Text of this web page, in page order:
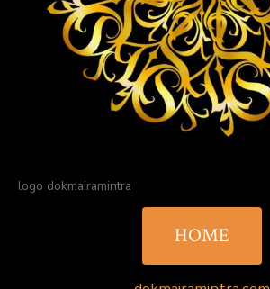
logo dokmairamintra
HOME